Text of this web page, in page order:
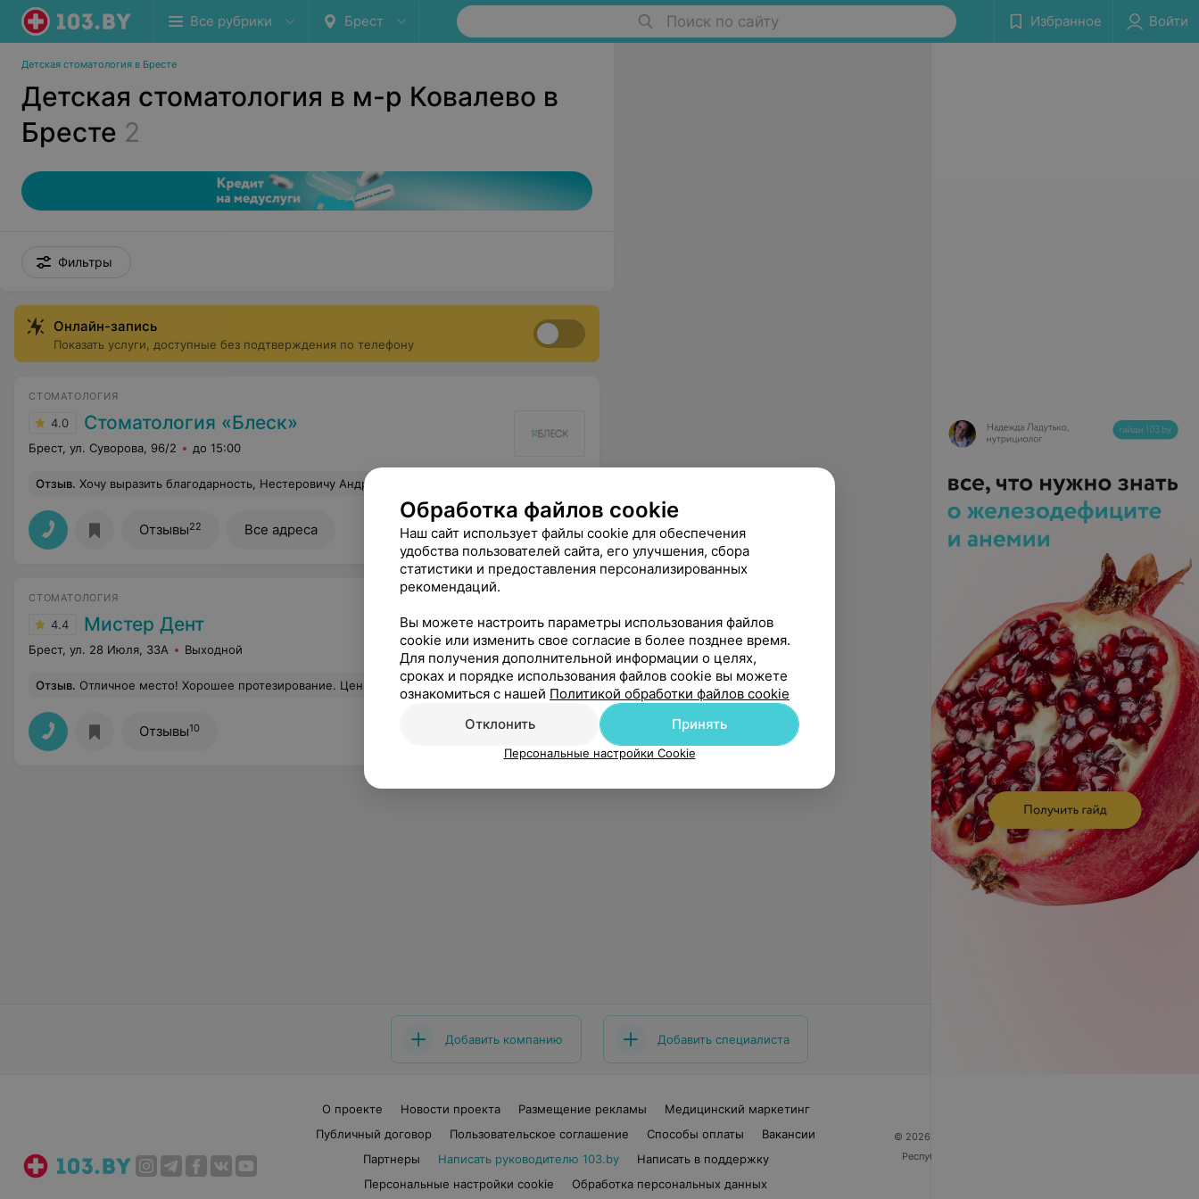
Все рубрики Брест Поиск по сайту Избранное Войти
Детская стоматология в Бресте
Детская стоматология в м-р Ковалево в
Бресте 2
Фильтры
Онлайн-запись
Показать услуги, доступные без подтверждения по телефону
СТОМАТОЛОГИЯ
4.0 Стоматология «Блеск»
Брест, ул. Суворова, 96/2 до 15:00
Отзыв. Хочу выразить благодарность, Нестеровичу Андрею Петровичу. Доктор очень грамотный, опытный, действительно умеет выслушать пациента. Обращалась к другим специалистам, никто не обращал внимания на мои жалобы и обесценивал боль. Говорили, что дело в прорезывание, а на самом деле болел зуб находящийся рядом . Андрей Петрович выслушал, провел осмотр и сказал, что действительно болит зуб, на который я указала. Назначил удаление и оказался прав. Спасибо талантливому доктору, за то что не побоялся принять решение и не отправил домой. Очень сильно рекомендую)
Отзывы22 Все адреса
СТОМАТОЛОГИЯ
4.4 Мистер Дент
Брест, ул. 28 Июля, 33А Выходной
Отзыв. Отличное место! Хорошее протезирование. Цены доступные, быстро делают. Доктор Геннадий Яковлевич, спасибо! Я очень доволен. Рекомендую. Еще
Отзывы10
Добавить компанию Добавить специалиста
О проекте Новости проекта Размещение рекламы
Медицинский маркетинг
Публичный договор
Пользовательское соглашение Способы оплаты
Вакансии
Партнеры
Написать руководителю 103.by
Написать в поддержку
Персональные настройки cookie
Обработка персональных данных
© 2026 ООО «Артокс Лаб», УНП 191700409
Республика Беларусь, г. Минск, улица Толбухина, 2,
Обработка файлов cookie
Наш сайт использует файлы cookie для обеспечения
удобства пользователей сайта, его улучшения, сбора
статистики и предоставления персонализированных
рекомендаций.
Вы можете настроить параметры использования файлов
cookie или изменить свое согласие в более позднее время.
Для получения дополнительной информации о целях,
сроках и порядке использования файлов cookie вы можете
ознакомиться с нашей Политикой обработки файлов cookie
Отклонить
Принять
Персональные настройки Cookie